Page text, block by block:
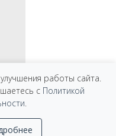
работы сайта.
с Политикой
.